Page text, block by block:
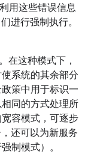
用这些错误信息
进行强制执行。
在这种模式下，
系统的其余部分
策中用于标识一
同的方式处理所
容模式，可逐步
还可以为新服务
制模式）。